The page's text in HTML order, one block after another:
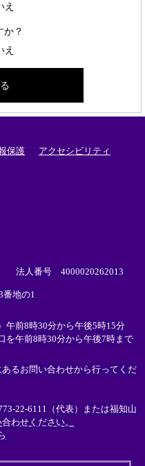
え
か？
え
保護 アクセシビリティ
法人番号 4000020262013
地の1
午前8時30分から午後5時15分
を午前8時30分から午後7時まで
るお問い合わせから行ってくだ
22-6111（代表）または福知山
わせください。